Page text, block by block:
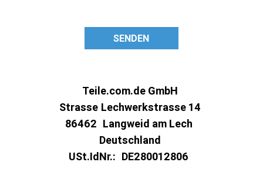
SENDEN
Teile.com.de GmbH
Strasse Lechwerkstrasse 14
86462 Langweid am Lech
Deutschland
USt.IdNr.: DE280012806